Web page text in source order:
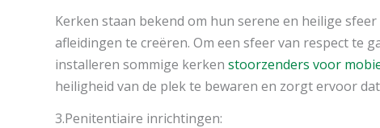
Kerken staan bekend om hun serene en heilige
afleidingen te creëren. Om een sfeer van respect te
installeren sommige kerken stoorzenders voor
heiligheid van de plek te bewaren en zorgt ervoor
3.Penitentiaire inrichtingen: